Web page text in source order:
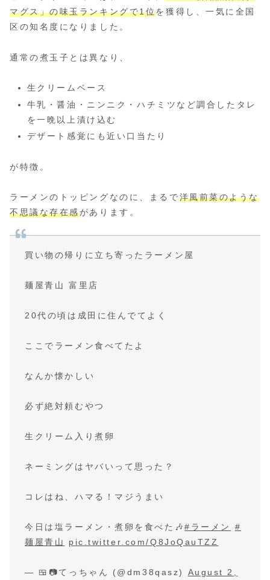
マグス」の味玉ランキングで1位を獲得し、一気に全国
区の知名度になりました。
通常の煮玉子とは異なり、
生クリームベース
牛乳・醤油・ニンニク・ハチミツなど調合したタレ
を一晩以上漬け込む
デザート感覚にも近い口当たり
が特徴。
ラーメンのトッピングなのに、まるで洋風前菜のような
不思議な存在感があります。
買い物の帰りに立ち寄ったラーメン屋
麺屋青山 富里店
20代の頃は成田に住んでてよく
ここでラーメン食べてたよ
なんか懐かしい
必ず絶対頼むやつ
生クリーム入り煮卵
ネーミングはヤバいって思った？
コレはね、ハマる！マジうまい
今日は塩ラーメン・煮卵を食べた🎶#ラーメン
#
麺屋青山
pic.twitter.com/Q8JoQauTZZ
— 🍱📷てっちゃん (@dm38qasz) August 2,